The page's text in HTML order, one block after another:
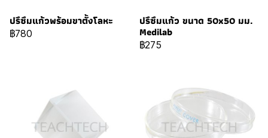
ปรึซึมแก้วพร้อมขาตั้งโลหะ
฿780
ปรึซึมแก้ว ขนาด 50x50 มม.
Medilab
฿275